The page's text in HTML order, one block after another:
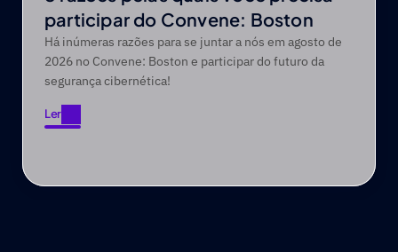
participar do Convene: Boston
Há inúmeras razões para se juntar a nós em agosto de
2026 no Convene: Boston e participar do futuro da
segurança cibernética!
Ler
Ler